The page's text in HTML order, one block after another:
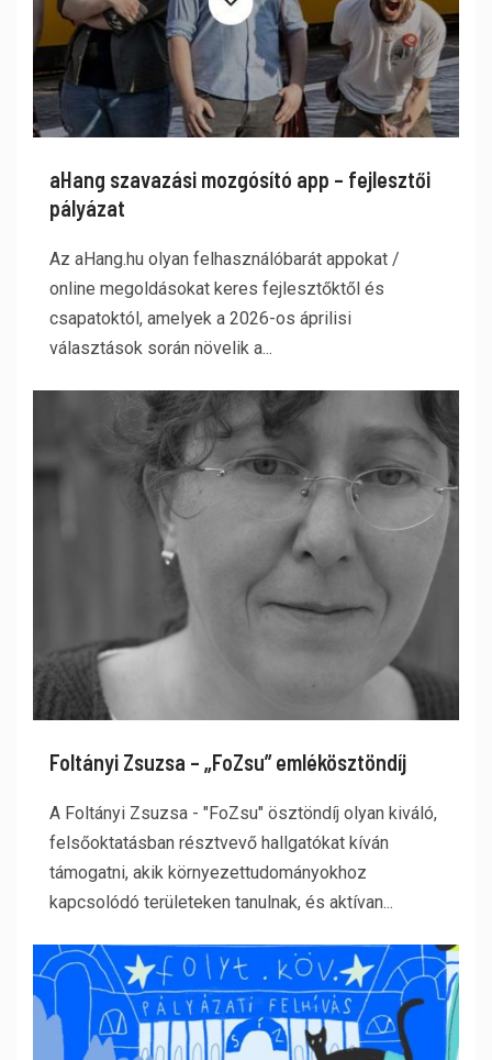
aHang szavazási mozgósító app – fejlesztői
pályázat
Az aHang.hu olyan felhasználóbarát appokat /
online megoldásokat keres fejlesztőktől és
csapatoktól, amelyek a 2026-os áprilisi
választások során növelik a...
Foltányi Zsuzsa – „FoZsu” emlékösztöndíj
A Foltányi Zsuzsa - "FoZsu" ösztöndíj olyan kiváló,
felsőoktatásban résztvevő hallgatókat kíván
támogatni, akik környezettudományokhoz
kapcsolódó területeken tanulnak, és aktívan...